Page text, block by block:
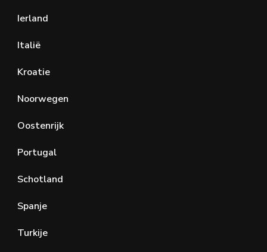
Ierland
Italië
Kroatie
Noorwegen
Oostenrijk
Portugal
Schotland
Spanje
Turkije